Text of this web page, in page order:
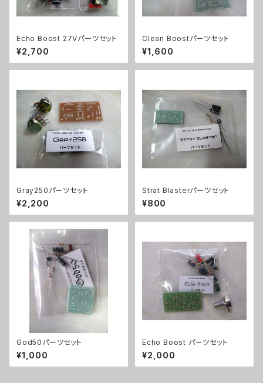
Echo Boost 27Vパーツセット
¥2,700
Clean Boostパーツセット
¥1,600
Gray250パーツセット
¥2,200
Strat Blasterパーツセット
¥800
God50パーツセット
¥1,000
Echo Boost パーツセット
¥2,000